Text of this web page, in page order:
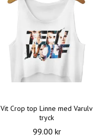
Vit Crop top Linne med Varulv
tryck
99.00 kr